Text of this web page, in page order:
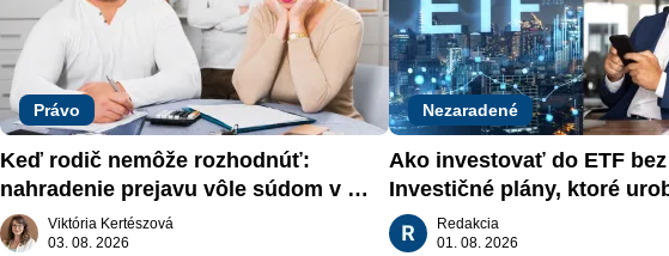
Právo
Keď rodič nemôže rozhodnúť:
nahradenie prejavu vôle súdom v
záujme dieťaťa
Viktória Kertészová
03. 08. 2026
Nezaradené
Ako investovať do ETF
Investičné plány, ktoré
za vásRedakcia
01. 08. 2026